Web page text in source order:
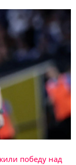
победу над